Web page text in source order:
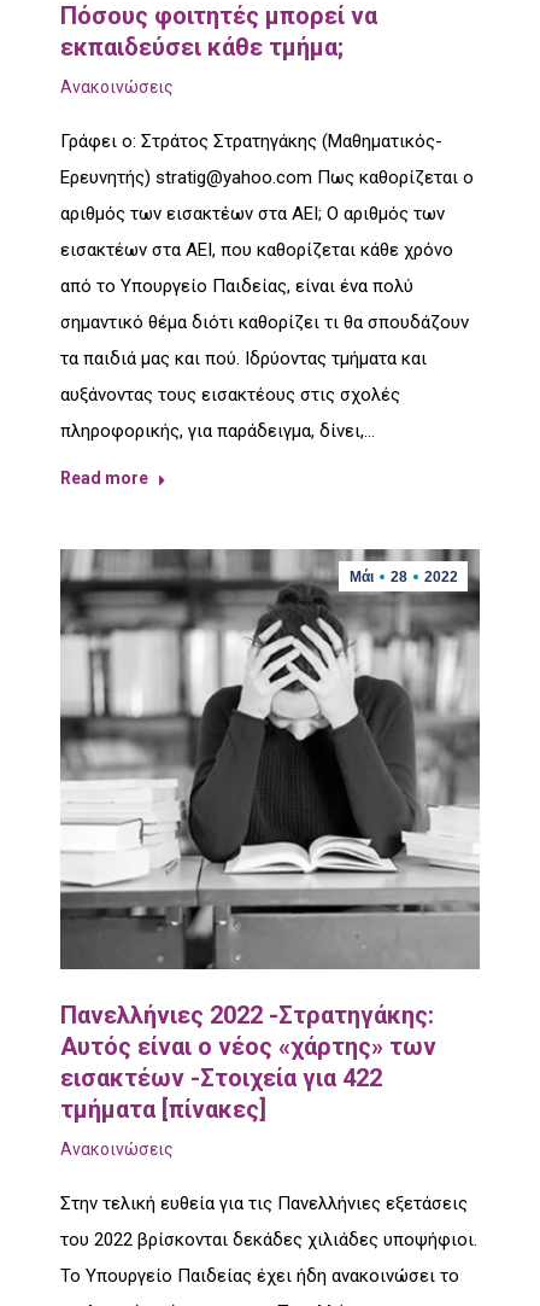
Πόσους φοιτητές μπορεί να
εκπαιδεύσει κάθε τμήμα;
Ανακοινώσεις
Γράφει ο: Στράτος Στρατηγάκης (Μαθηματικός-
Ερευνητής) stratig@yahoo.com Πως καθορίζεται ο
αριθμός των εισακτέων στα ΑΕΙ; Ο αριθμός των
εισακτέων στα ΑΕΙ, που καθορίζεται κάθε χρόνο
από το Υπουργείο Παιδείας, είναι ένα πολύ
σημαντικό θέμα διότι καθορίζει τι θα σπουδάζουν
τα παιδιά μας και πού. Ιδρύοντας τμήματα και
αυξάνοντας τους εισακτέους στις σχολές
πληροφορικής, για παράδειγμα, δίνει,…
Read more
Μάι 28 2022
Πανελλήνιες 2022 -Στρατηγάκης:
Αυτός είναι ο νέος «χάρτης» των
εισακτέων -Στοιχεία για 422
τμήματα [πίνακες]
Ανακοινώσεις
Στην τελική ευθεία για τις Πανελλήνιες εξετάσεις
του 2022 βρίσκονται δεκάδες χιλιάδες υποψήφιοι.
Το Υπουργείο Παιδείας έχει ήδη ανακοινώσει το